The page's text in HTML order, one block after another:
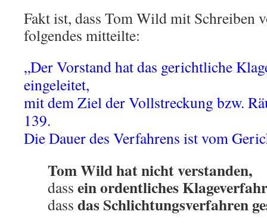
Fakt ist, dass Tom Wild mit Schreiben
folgendes mitteilte:
„Der Vorstand hat das gerichtliche
eingeleitet,
mit dem Ziel der Vollstreckung bzw.
139.
Die Dauer des Verfahrens ist vom
Tom Wild hat nicht verstanden,
dass ein ordentliches
dass das Schlichtungsverfahren